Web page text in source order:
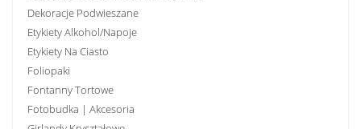
Dekoracje Podwieszane
Etykiety Alkohol/Napoje
Etykiety Na Ciasto
Foliopaki
Fontanny Tortowe
Fotobudka | Akcesoria